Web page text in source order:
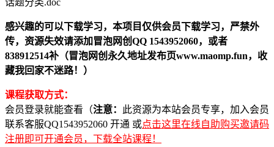
感兴趣的可以下载学习，本项目仅供会员下载学习，严禁外
传，资源失效请添加冒泡网创QQ 1543952060，或者
838912514补（冒泡网创永久地址发布页www.maomp.fun，收
藏我回家不迷路！）
课程获取方式：
会员登录就能查看（注意：
此资源为本站会员专享，加入会员
联系客服QQ1543952060 开通 或点击这里在线自助购买邀请码
注册即可开通会员，下载全站课程！